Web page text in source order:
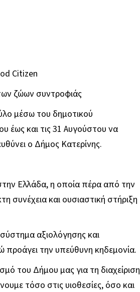
Citizen
ζώων συντροφιάς
μέσω του δημοτικού
έως και τις 31 Αυγούστου να
ο Δήμος Κατερίνης.
Ελλάδα, η οποία πέρα από την
συνέχεια και ουσιαστική στήριξη
αξιολόγησης και
την υπεύθυνη κηδεμονία.
του Δήμου μας για τη διαχείριση
τόσο στις υιοθεσίες, όσο και